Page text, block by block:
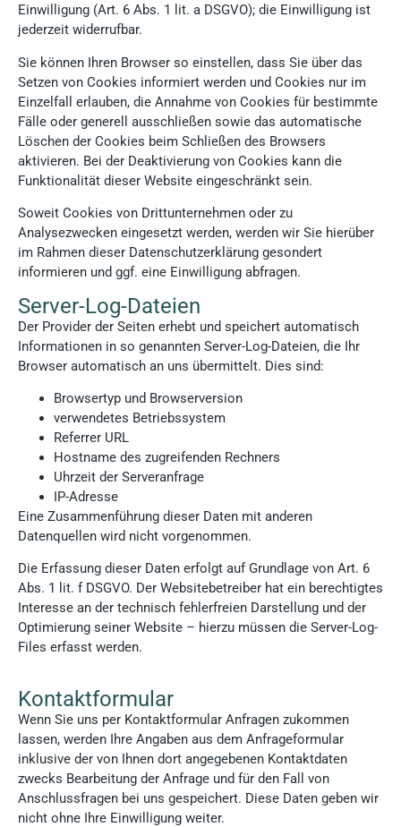
Einwilligung (Art. 6 Abs. 1 lit. a DSGVO); die Einwilligung ist
jederzeit widerrufbar.
Sie können Ihren Browser so einstellen, dass Sie über das
Setzen von Cookies informiert werden und Cookies nur im
Einzelfall erlauben, die Annahme von Cookies für bestimmte
Fälle oder generell ausschließen sowie das automatische
Löschen der Cookies beim Schließen des Browsers
aktivieren. Bei der Deaktivierung von Cookies kann die
Funktionalität dieser Website eingeschränkt sein.
Soweit Cookies von Drittunternehmen oder zu
Analysezwecken eingesetzt werden, werden wir Sie hierüber
im Rahmen dieser Datenschutzerklärung gesondert
informieren und ggf. eine Einwilligung abfragen.
Server-Log-Dateien
Der Provider der Seiten erhebt und speichert automatisch
Informationen in so genannten Server-Log-Dateien, die Ihr
Browser automatisch an uns übermittelt. Dies sind:
Browsertyp und Browserversion
verwendetes Betriebssystem
Referrer URL
Hostname des zugreifenden Rechners
Uhrzeit der Serveranfrage
IP-Adresse
Eine Zusammenführung dieser Daten mit anderen
Datenquellen wird nicht vorgenommen.
Die Erfassung dieser Daten erfolgt auf Grundlage von Art. 6
Abs. 1 lit. f DSGVO. Der Websitebetreiber hat ein berechtigtes
Interesse an der technisch fehlerfreien Darstellung und der
Optimierung seiner Website – hierzu müssen die Server-Log-
Files erfasst werden.
Kontaktformular
Wenn Sie uns per Kontaktformular Anfragen zukommen
lassen, werden Ihre Angaben aus dem Anfrageformular
inklusive der von Ihnen dort angegebenen Kontaktdaten
zwecks Bearbeitung der Anfrage und für den Fall von
Anschlussfragen bei uns gespeichert. Diese Daten geben wir
nicht ohne Ihre Einwilligung weiter.